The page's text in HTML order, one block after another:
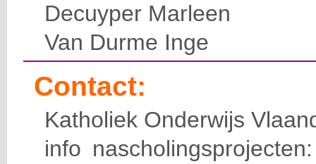
Decuyper Marleen
Van Durme Inge
Contact:
Katholiek Onderwijs
info